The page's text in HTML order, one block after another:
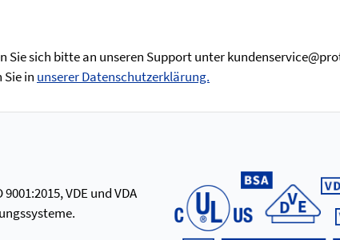
sich bitte an unseren Support unter
in unserer Datenschutzerklärung.
9001:2015, VDE und VDA